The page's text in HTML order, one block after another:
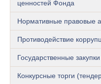
ценностей Фонда
Нормативные правовые
Противодействие
Государственные закупки
Конкурсные торги